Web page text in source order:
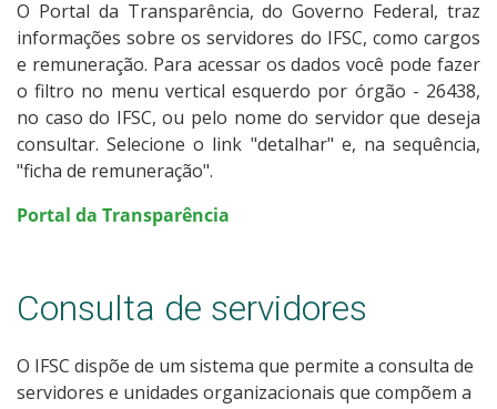
O Portal da Transparência, do Governo Federal, traz
informações sobre os servidores do IFSC, como cargos
e remuneração. Para acessar os dados você pode fazer
o filtro no menu vertical esquerdo por órgão - 26438,
no caso do IFSC, ou pelo nome do servidor que deseja
consultar. Selecione o link "detalhar" e, na sequência,
"ficha de remuneração".
Portal da Transparência
Consulta de servidores
O IFSC dispõe de um sistema que permite a consulta de
servidores e unidades organizacionais que compõem a